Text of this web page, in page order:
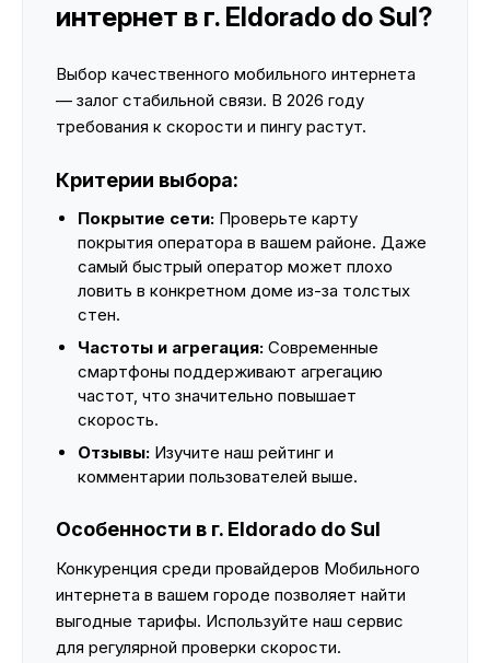
интернет в г. Eldorado do Sul?
Выбор качественного мобильного интернета
— залог стабильной связи. В 2026 году
требования к скорости и пингу растут.
Критерии выбора:
Покрытие сети: Проверьте карту
покрытия оператора в вашем районе. Даже
самый быстрый оператор может плохо
ловить в конкретном доме из-за толстых
стен.
Частоты и агрегация: Современные
смартфоны поддерживают агрегацию
частот, что значительно повышает
скорость.
Отзывы: Изучите наш рейтинг и
комментарии пользователей выше.
Особенности в г. Eldorado do Sul
Конкуренция среди провайдеров Мобильного
интернета в вашем городе позволяет найти
выгодные тарифы. Используйте наш сервис
для регулярной проверки скорости.